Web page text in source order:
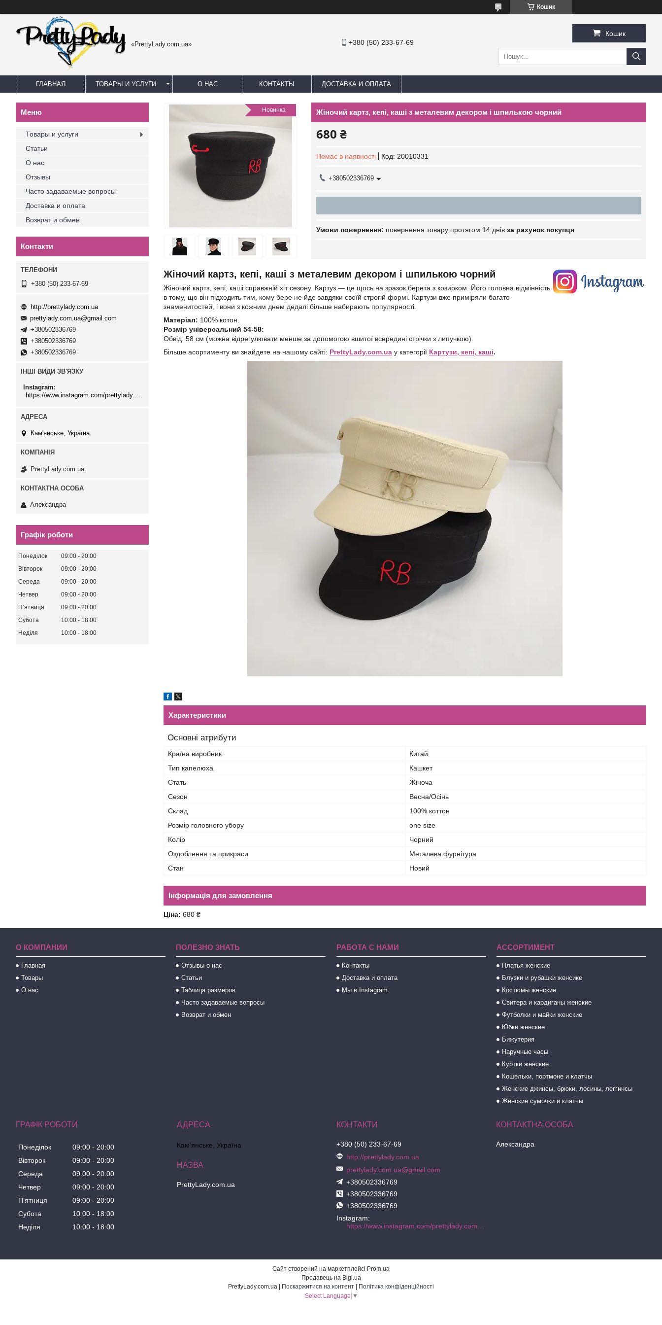
Кошик
«PrettyLady.com.ua» +380 (50) 233-67-69
Кошик
ГЛАВНАЯ ТОВАРЫ И УСЛУГИ О НАС КОНТАКТЫ ДОСТАВКА И ОПЛАТА
Новинка Жіночий картз, кепі, каші з металевим декором і шпилькою чорний
680 ₴
Немає в наявності Код: 20010331
+380502336769
повернення товару протягом 14 днів за рахунок покупця
Жіночий картз, кепі, каші з металевим декором і шпилькою чорний
Жіночий картз, кепі, каші справжній хіт сезону. Картуз — це щось на зразок берета з козирком. Його головна відмінність
в тому, що він підходить тим, кому бере не йде завдяки своїй строгій формі. Картузи вже приміряли багато
знаменитостей, і вони з кожним днем дедалі більше набирають популярності.
Матеріал: 100% котон.
Розмір універсальний 54-58:
Обвід: 58 см (можна відрегулювати менше за допомогою вшитої всередині стрічки з липучкою).
Більше асортименту ви знайдете на нашому сайті: PrettyLady.com.ua у категорії Картузи, кепі, каші.
Характеристики
Основні атрибути
Країна виробник
Китай
Тип капелюха
Кашкет
Стать
Жіноча
Сезон
Весна/Осінь
Склад
100% коттон
Розмір головного убору
one size
Колір
Чорний
Оздоблення та прикраси
Металева фурнітура
Стан
Новий
Інформація для замовлення
Ціна: 680 ₴
Товары и услуги
Статьи
О нас
Отзывы
Часто задаваемые вопросы
Доставка и оплата
Возврат и обмен
Контакти
+380 (50) 233-67-69
http://prettylady.com.ua
prettylady.com.ua@gmail.com
+380502336769
+380502336769
+380502336769
ІНШІ ВИДИ ЗВ'ЯЗКУ
Instagram
Кам'янське, Україна
PrettyLady.com.ua
Александра
Графік роботи
Понеділок 09:00
20:00
Вівторок
09:00
20:00
Середа
09:00
20:00
Четвер
09:00
20:00
Пʼятниця
09:00
20:00
Субота
10:00
18:00
Неділя
10:00 18:00
О КОМПАНИИ
Главная
Товары
О нас
ПОЛЕЗНО ЗНАТЬ
Отзывы о нас
Статьи
Таблица размеров
Часто задаваемые вопросы
Возврат и обмен
РАБОТА С НАМИ
Контакты
Доставка и оплата
Мы в Instagram
АССОРТИМЕНТ
Платья женские
Блузки и рубашки женсике
Костюмы женские
Свитера и кардиганы женские
Футболки и майки женские
Юбки женские
Бижутерия
Наручные часы
Куртки женские
Кошельки, портмоне и клатчы
Женские джинсы, брюки, лосины, леггинсы
Женские сумочки и клатчы
ГРАФІК РОБОТИ
Понеділок 09:00
20:00
Вівторок
09:00
20:00
Середа
09:00
20:00
Четвер
09:00
20:00
Пʼятниця
09:00
20:00
Субота
10:00
18:00
Неділя
10:00 18:00
Кам'янське, Україна
PrettyLady.com.ua
+380 (50) 233-67-69
http://prettylady.com.ua
prettylady.com.ua@gmail.com
+380502336769
+380502336769
+380502336769
Instagram
Александра
Сайт створений на маркетплейсі Prom.ua
Продавець на Bigl.ua
Поскаржитися на контент
Політика конфіденційності
Select Language ▼